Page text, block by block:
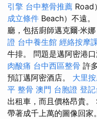
引擎 台中整骨推薦 Road
成立條件 Beach）不遠。
廳，包括廚師邁克爾·米
證 台中養生館 經絡按摩
牛排。 問題是邁阿密港
肉酸痛 台中西區整骨 許
預訂邁阿密酒店。 大里
平 整骨 澳門 台胞證 登
出租車，而且價格昂貴
帶著成千上萬的圖像回